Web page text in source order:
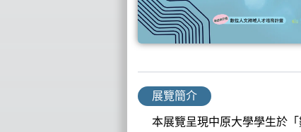
展覽簡介
本展覽呈現中原大學學生於